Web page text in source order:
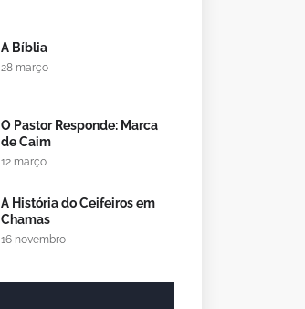
A Bíblia
28 março
O Pastor Responde: Marca
de Caim
12 março
A História do Ceifeiros em
Chamas
16 novembro